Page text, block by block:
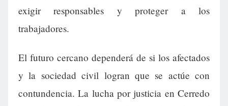
exigir responsables y proteger a los
trabajadores.
El futuro cercano dependerá de si los afectados
y la sociedad civil logran que se actúe con
contundencia. La lucha por justicia en Cerredo